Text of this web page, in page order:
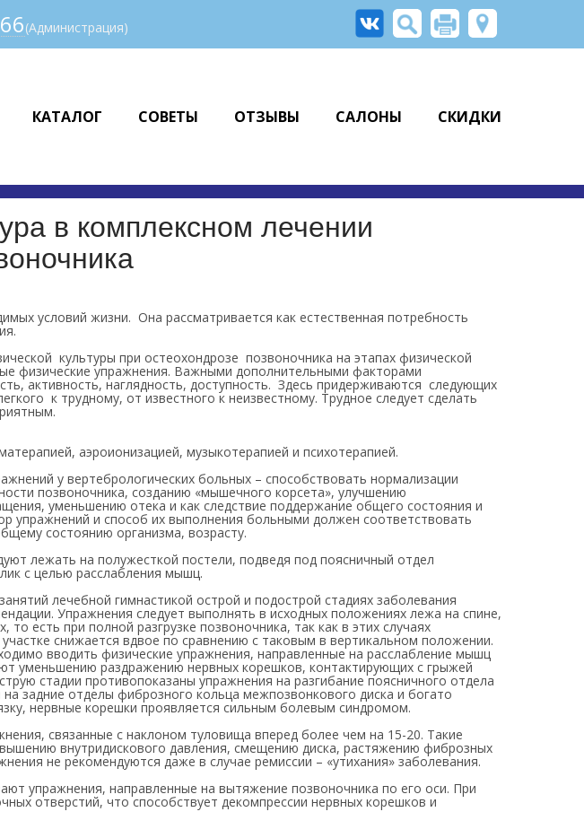
(Администрация)
КАТАЛОГ СОВЕТЫ ОТЗЫВЫ САЛОНЫ СКИДКИ
в комплексном лечении
условий жизни. Она рассматривается как естественная потребность
культуры при остеохондрозе позвоночника на этапах физической
физические упражнения. Важными дополнительными факторами
активность, наглядность, доступность. Здесь придерживаются следующих
к трудному, от известного к неизвестному. Трудное следует сделать
аэроионизацией, музыкотерапией и психотерапией.
у вертебрологических больных – способствовать нормализации
позвоночника, созданию «мышечного корсета», улучшению
уменьшению отека и как следствие поддержание общего состояния и
упражнений и способ их выполнения больными должен соответствовать
состоянию организма, возрасту.
лежать на полужесткой постели, подведя под поясничный отдел
с целью расслабления мышц.
лечебной гимнастикой острой и подострой стадиях заболевания
Упражнения следует выполнять в исходных положениях лежа на спине,
есть при полной разгрузке позвоночника, так как в этих случаях
снижается вдвое по сравнению с таковым в вертикальном положении.
вводить физические упражнения, направленные на расслабление мышц
уменьшению раздражению нервных корешков, контактирующих с грыжей
стадии противопоказаны упражнения на разгибание поясничного отдела
задние отделы фиброзного кольца межпозвонкового диска и богато
нервные корешки проявляется сильным болевым синдромом.
связанные с наклоном туловища вперед более чем на 15-20. Такие
внутридискового давления, смещению диска, растяжению фиброзных
не рекомендуются даже в случае ремиссии – «утихания» заболевания.
упражнения, направленные на вытяжение позвоночника по его оси. При
отверстий, что способствует декомпрессии нервных корешков и